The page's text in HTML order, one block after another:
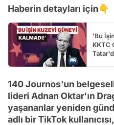
Haberin detayları için👇
'Bu
KKTC
140 Journos'un
lideri Adnan Oktar'ın
yaşananlar yeniden
adlı bir TikTok